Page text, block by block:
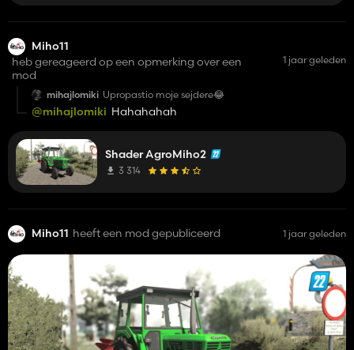
Miho11
heb gereageerd op een opmerking over een
mod
1 jaar geleden
mihajlomiki Upropastio moje sejdere😂
@mihajlomiki Hahahahah
Shader AgroMiho2
3 314
Miho11 heeft een mod gepubliceerd 1 jaar geleden